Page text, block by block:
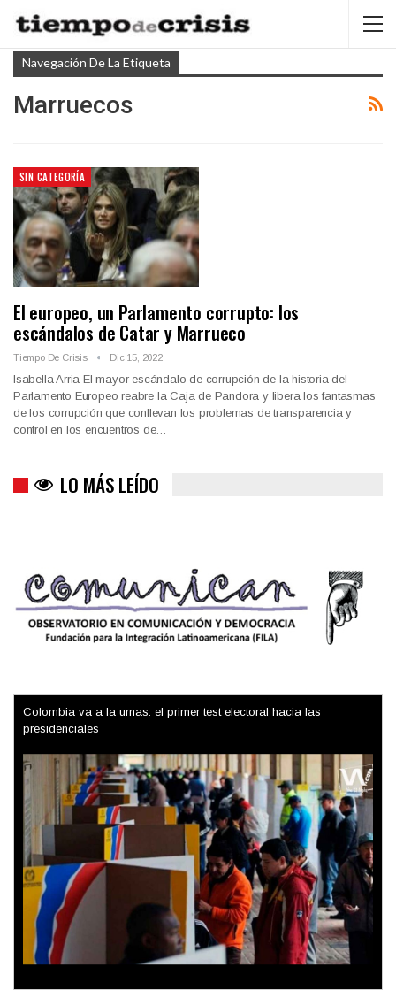
Navegación De La Etiqueta
Marruecos
SIN CATEGORÍA
El europeo, un Parlamento corrupto: los
escándalos de Catar y Marrueco
Tiempo De Crisis Dic 15, 2022
Isabella Arria El mayor escándalo de corrupción de la historia del
Parlamento Europeo reabre la Caja de Pandora y libera los fantasmas
de los corrupción que conllevan los problemas de transparencia y
control en los encuentros de…
LO MÁS LEÍDO
Colombia va a la urnas: el primer test electoral hacia las
presidenciales